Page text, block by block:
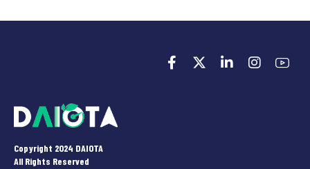
Copyright 2024 DAIOTA
All Rights Reserved